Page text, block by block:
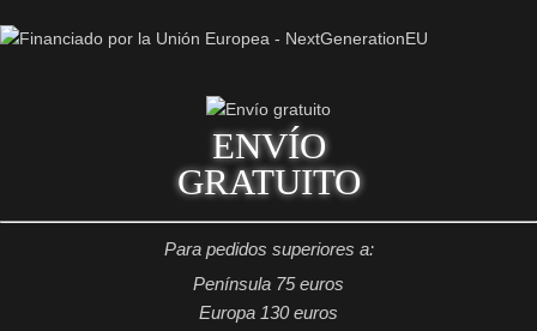
ENVÍO
GRATUITO
Para pedidos superiores a:
Península 75 euros
Europa 130 euros